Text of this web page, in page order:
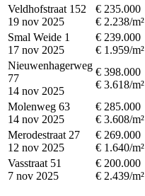
Veldhofstraat 152
19 nov 2025
€ 235.000
€ 2.238/m²
Smal Weide 1
17 nov 2025
€ 239.000
€ 1.959/m²
Nieuwenhagerweg
77
14 nov 2025
€ 398.000
€ 3.618/m²
Molenweg 63
14 nov 2025
€ 285.000
€ 3.608/m²
Merodestraat 27
12 nov 2025
€ 269.000
€ 1.640/m²
Vasstraat 51
7 nov 2025
€ 200.000
€ 2.439/m²